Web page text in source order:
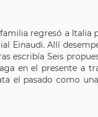
regresó a
Einaudi. Allí
escribía Seis
en el presente a
el pasado como